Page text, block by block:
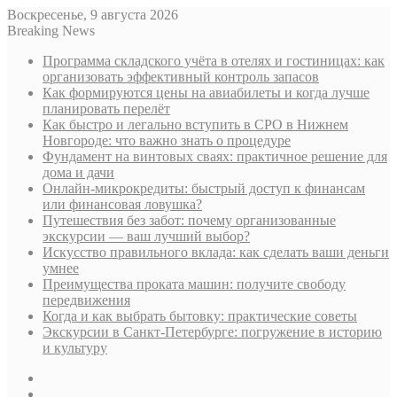
Воскресенье, 9 августа 2026
Breaking News
Программа складского учёта в отелях и гостиницах: как
организовать эффективный контроль запасов
Как формируются цены на авиабилеты и когда лучше
планировать перелёт
Как быстро и легально вступить в СРО в Нижнем
Новгороде: что важно знать о процедуре
Фундамент на винтовых сваях: практичное решение для
дома и дачи
Онлайн-микрокредиты: быстрый доступ к финансам
или финансовая ловушка?
Путешествия без забот: почему организованные
экскурсии — ваш лучший выбор?
Искусство правильного вклада: как сделать ваши деньги
умнее
Преимущества проката машин: получите свободу
передвижения
Когда и как выбрать бытовку: практические советы
Экскурсии в Санкт-Петербурге: погружение в историю
и культуру